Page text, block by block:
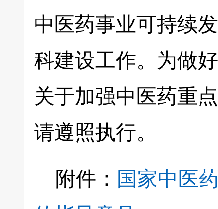
中医药事业可持续
科建设工作。为做
关于加强中医药重
请遵照执行。
附件： 国家中医